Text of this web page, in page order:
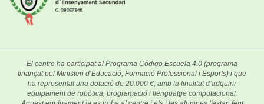
El centre ha participat al Programa Código Escuela 4.0 (programa
finançat pel Ministeri d’Educació, Formació Professional i Esports) i que
ha representat una dotació de 20.000 €, amb la finalitat d’adquirir
equipament de robòtica, programació i llenguatge computacional.